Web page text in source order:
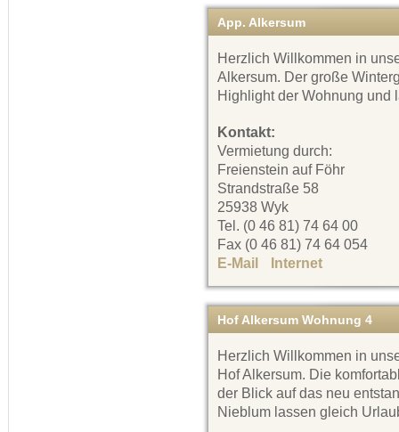
App. Alkersum
Herzlich Willkommen in
Alkersum. Der große
Highlight der Wohnung und
Kontakt:
Vermietung durch:
Freienstein auf Föhr
Strandstraße 58
25938 Wyk
Tel. (0 46 81) 74 64 00
Fax (0 46 81) 74 64 054
E-Mail
Internet
Hof Alkersum Wohnung 4
Herzlich Willkommen in
Hof Alkersum. Die
der Blick auf das neu
Nieblum lassen gleich